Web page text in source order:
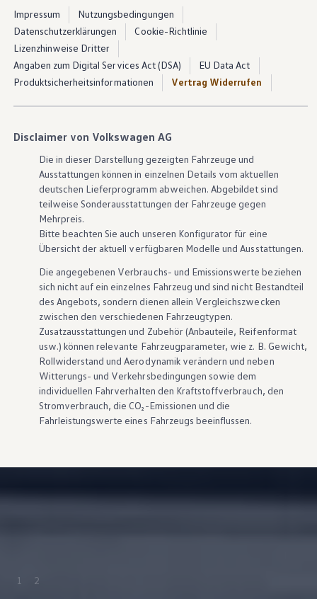
1 2
Impressum
Nutzungsbedingungen
Datenschutzerklärungen
Cookie-Richtlinie
Lizenzhinweise Dritter
Angaben zum Digital Services Act (DSA)
EU Data Act
Produktsicherheitsinformationen
Vertrag Widerrufen
Disclaimer von Volkswagen AG
Die in dieser Darstellung gezeigten Fahrzeuge und
Ausstattungen können in einzelnen Details vom aktuellen
deutschen Lieferprogramm abweichen. Abgebildet sind
teilweise Sonderausstattungen der Fahrzeuge gegen
Mehrpreis.
Bitte beachten Sie auch unseren Konfigurator für eine
Übersicht der aktuell verfügbaren Modelle und Ausstattungen.
Die angegebenen Verbrauchs- und Emissionswerte beziehen
sich nicht auf ein einzelnes Fahrzeug und sind nicht Bestandteil
des Angebots, sondern dienen allein Vergleichszwecken
zwischen den verschiedenen Fahrzeugtypen.
Zusatzausstattungen und Zubehör(Anbauteile, Reifenformat
usw.) können relevante Fahrzeugparameter, wie z. B. Gewicht,
Rollwiderstand und Aerodynamik verändern und neben
Witterungs- und Verkehrsbedingungen sowie dem
individuellen Fahrverhalten den Kraftstoffverbrauch, den
Stromverbrauch, die CO₂-Emissionen und die
Fahrleistungswerte eines Fahrzeugs beeinflussen.